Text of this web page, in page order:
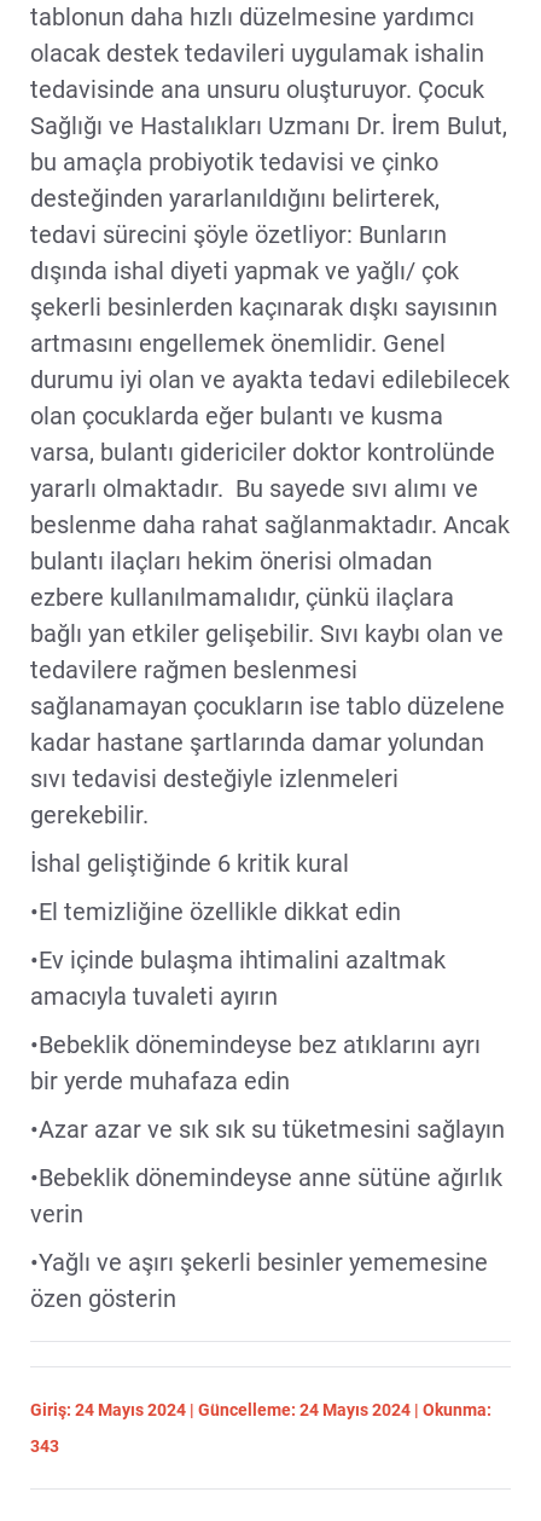
tablonun daha hızlı düzelmesine yardımcı
olacak destek tedavileri uygulamak ishalin
tedavisinde ana unsuru oluşturuyor. Çocuk
Sağlığı ve Hastalıkları Uzmanı Dr. İrem Bulut,
bu amaçla probiyotik tedavisi ve çinko
desteğinden yararlanıldığını belirterek,
tedavi sürecini şöyle özetliyor: Bunların
dışında ishal diyeti yapmak ve yağlı/ çok
şekerli besinlerden kaçınarak dışkı sayısının
artmasını engellemek önemlidir. Genel
durumu iyi olan ve ayakta tedavi edilebilecek
olan çocuklarda eğer bulantı ve kusma
varsa, bulantı gidericiler doktor kontrolünde
yararlı olmaktadır. Bu sayede sıvı alımı ve
beslenme daha rahat sağlanmaktadır. Ancak
bulantı ilaçları hekim önerisi olmadan
ezbere kullanılmamalıdır, çünkü ilaçlara
bağlı yan etkiler gelişebilir. Sıvı kaybı olan ve
tedavilere rağmen beslenmesi
sağlanamayan çocukların ise tablo düzelene
kadar hastane şartlarında damar yolundan
sıvı tedavisi desteğiyle izlenmeleri
gerekebilir.
İshal geliştiğinde 6 kritik kural
•El temizliğine özellikle dikkat edin
•Ev içinde bulaşma ihtimalini azaltmak
amacıyla tuvaleti ayırın
•Bebeklik dönemindeyse bez atıklarını ayrı
bir yerde muhafaza edin
•Azar azar ve sık sık su tüketmesini sağlayın
•Bebeklik dönemindeyse anne sütüne ağırlık
verin
•Yağlı ve aşırı şekerli besinler yememesine
özen gösterin
Giriş: 24 Mayıs 2024 | Güncelleme: 24 Mayıs 2024 | Okunma:
343